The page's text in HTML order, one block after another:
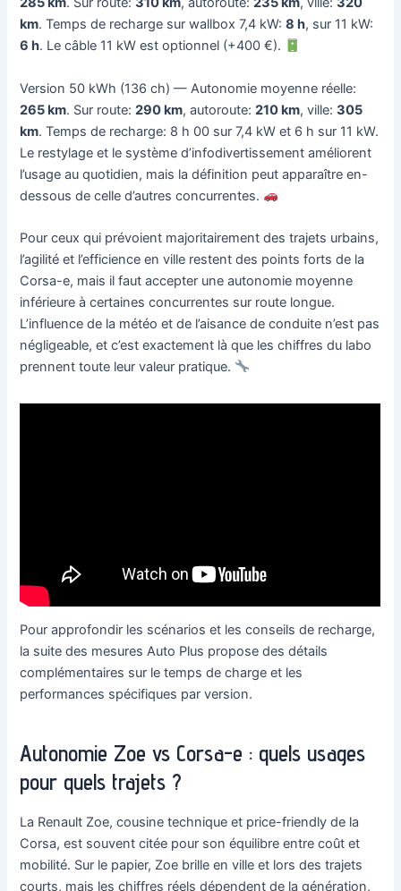
km. Temps de recharge sur wallbox 7,4 kW:8 h, sur 11 kW:
6 h. Le câble 11 kW est optionnel (+400 €).
Version 50 kWh (136 ch) — Autonomie moyenne réelle:
265 km. Sur route:290 km, autoroute:210 km, ville:305
km. Temps de recharge: 8 h 00 sur 7,4 kW et 6 h sur 11 kW.
Le restylage et le système d’infodivertissement améliorent
l’usage au quotidien, mais la définition peut apparaître en-
dessous de celle d’autres concurrentes.
Pour ceux qui prévoient majoritairement des trajets urbains,
l’agilité et l’efficience en ville restent des points forts de la
Corsa-e, mais il faut accepter une autonomie moyenne
inférieure à certaines concurrentes sur route longue.
L’influence de la météo et de l’aisance de conduite n’est pas
négligeable, et c’est exactement là que les chiffres du labo
prennent toute leur valeur pratique.
Pour approfondir les scénarios et les conseils de recharge,
la suite des mesures Auto Plus propose des détails
complémentaires sur le temps de charge et les
performances spécifiques par version.
Autonomie Zoe vs Corsa-e : quels usages
pour quels trajets ?
La Renault Zoe, cousine technique et price-friendly de la
Corsa, est souvent citée pour son équilibre entre coût et
mobilité. Sur le papier, Zoe brille en ville et lors des trajets
courts, mais les chiffres réels dépendent de la génération,